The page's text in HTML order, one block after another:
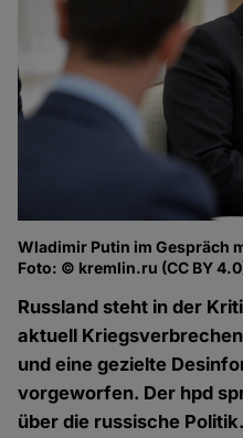
Wladimir Putin im Gespräch
Foto: © kremlin.ru (CC BY
Russland steht in der
aktuell
und eine gezielte
vorgeworfen. Der hpd
über die russische